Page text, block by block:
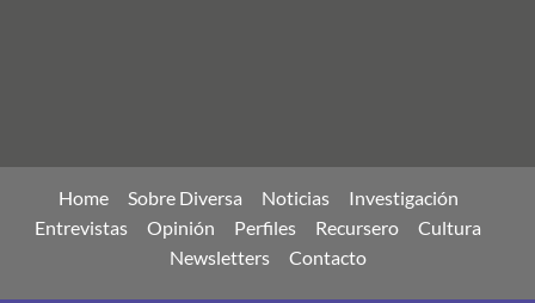
Home Sobre Diversa Noticias
Investigación
Entrevistas
Opinión Perfiles Recursero
Cultura
Newsletters
Contacto